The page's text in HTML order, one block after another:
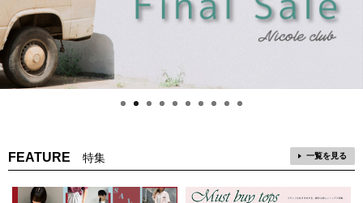
FEATURE 特集 一覧を見る